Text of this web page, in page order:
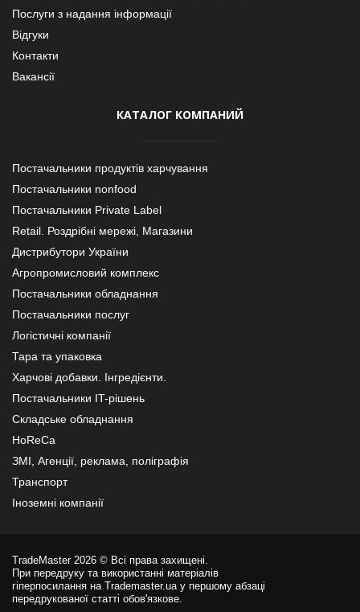
Послуги з надання інформації
Відгуки
Контакти
Вакансії
КАТАЛОГ КОМПАНИЙ
Постачальники продуктів харчування
Постачальники nonfood
Постачальники Private Label
Retail. Роздрібні мережі, Магазини
Дистрибутори України
Агропромисловий комплекс
Постачальники обладнання
Постачальники послуг
Логістичні компанії
Тара та упаковка
Харчові добавки. Інгредієнти.
Постачальники IT-рішень
Складське обладнання
HoReCa
ЗМІ, Агенції, реклама, поліграфія
Транспорт
Іноземні компанії
TradeMaster 2026 © Всі права захищені.
При передруку та використанні матеріалів
гіперпосилання на Trademaster.ua у першому абзаці
передрукованої статті обов'язкове.